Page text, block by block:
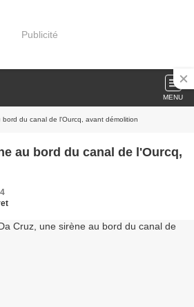
Publicité
MENU
du canal de l'Ourcq, avant démolition
au bord du canal de l'Ourcq,